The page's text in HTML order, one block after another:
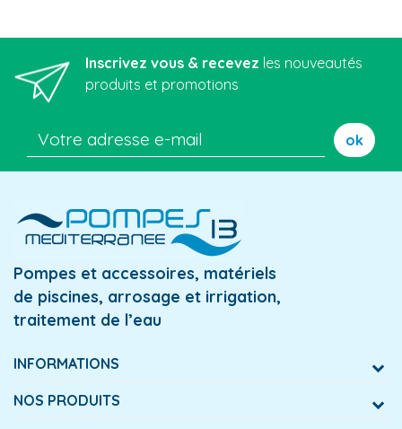
Inscrivez vous & recevez les nouveautés
produits et promotions
ok
Pompes et accessoires, matériels
de piscines, arrosage et irrigation,
traitement de l’eau
INFORMATIONS
NOS PRODUITS